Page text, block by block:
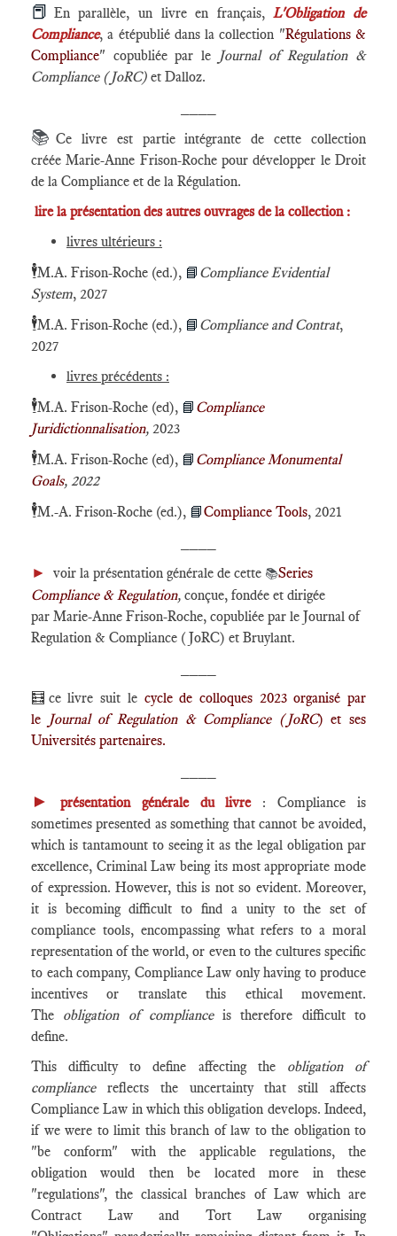
📕 En parallèle, un livre en français,L'Obligation de
Compliance, a étépublié dans la collection "Régulations &
Compliance" copubliée par le Journal of Regulation &
Compliance (JoRC) et Dalloz.
📚 Ce livre est partie intégrante de cette collection
créée Marie-Anne Frison-Roche pour développer le Droit
de la Compliance et de la Régulation.
lire la présentation des autres ouvrages de la collection :
livres ultérieurs :
🕴️M.A. Frison-Roche (ed.), 📘 Compliance Evidential
System, 2027
🕴️M.A. Frison-Roche (ed.), 📘 Compliance and Contrat,
2027
livres précédents :
🕴️M.A. Frison-Roche (ed), 📘 Compliance
Juridictionnalisation, 2023
🕴️M.A. Frison-Roche (ed), 📘 Compliance Monumental
Goals, 2022
🕴️M.-A. Frison-Roche (ed.), 📘Compliance Tools, 2021
► voir la présentation générale de cette 📚Series
Compliance & Regulation, conçue, fondée et dirigée
par Marie-Anne Frison-Roche, copubliée par le Journal of
Regulation & Compliance (JoRC) et Bruylant.
🧮ce livre suit le cycle de colloques 2023 organisé par
le Journal of Regulation & Compliance (JoRC) et ses
Universités partenaires.
► présentation générale du livre : Compliance is
sometimes presented as something that cannot be avoided,
which is tantamount to seeing it as the legal obligation par
excellence, Criminal Law being its most appropriate mode
of expression. However, this is not so evident. Moreover,
it is becoming difficult to find a unity to the set of
compliance tools, encompassing what refers to a moral
representation of the world, or even to the cultures specific
to each company, Compliance Law only having to produce
incentives or translate this ethical movement.
The obligation of complianceis therefore difficult to
define.
This difficulty to define affecting the obligation of
compliance reflects the uncertainty that still affects
Compliance Law in which this obligation develops. Indeed,
if we were to limit this branch of law to the obligation to
"be conform" with the applicable regulations, the
obligation would then be located more in these
"regulations", the classical branches of Law which are
Contract Law and Tort Law organising